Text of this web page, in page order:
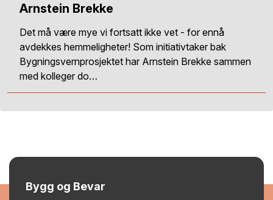
Arnstein Brekke
Det må være mye vi fortsatt ikke vet - for ennå
avdekkes hemmeligheter! Som initiativtaker bak
Bygningsvernprosjektet har Arnstein Brekke sammen
med kolleger do…
Bygg og Bevar